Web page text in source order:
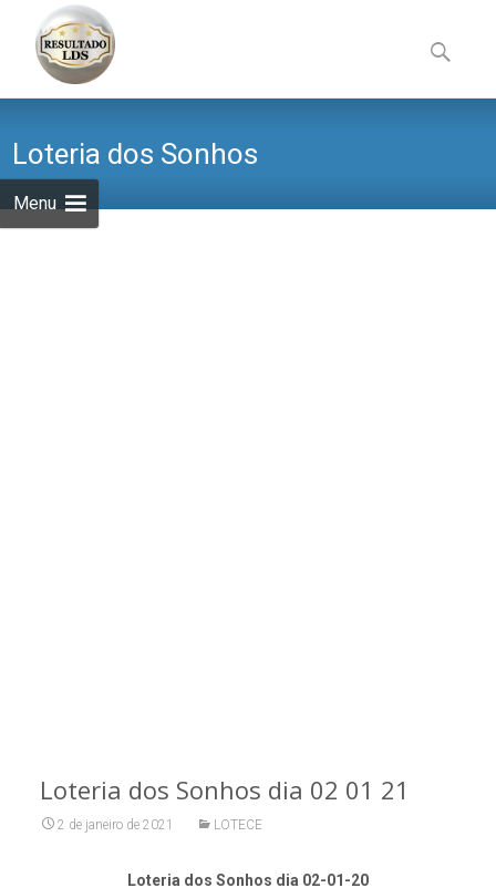
Menu
to
content
por:
Loteria dos Sonhos
Loteria dos Sonhos dia 02 01 21
2 de janeiro de 2021 LOTECE
Loteria dos Sonhos dia 02-01-20